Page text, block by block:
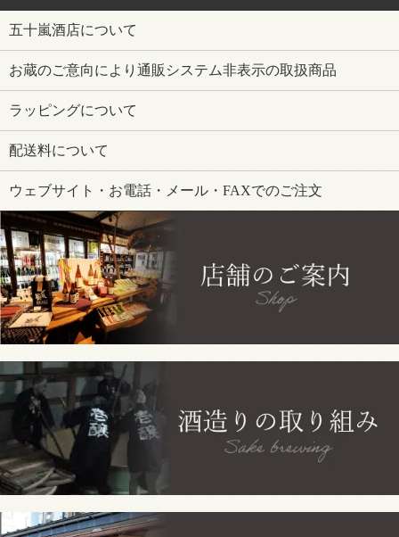
五十嵐酒店について
お蔵のご意向により通販システム非表示の取扱商品
ラッピングについて
配送料について
ウェブサイト・お電話・メール・FAXでのご注文